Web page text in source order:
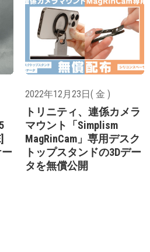
2022年12月23日( 金 )
トリニティ、連係カメラ
マウント「Simplism
MagRinCam」専用デスク
トップスタンドの3Dデー
タを無償公開